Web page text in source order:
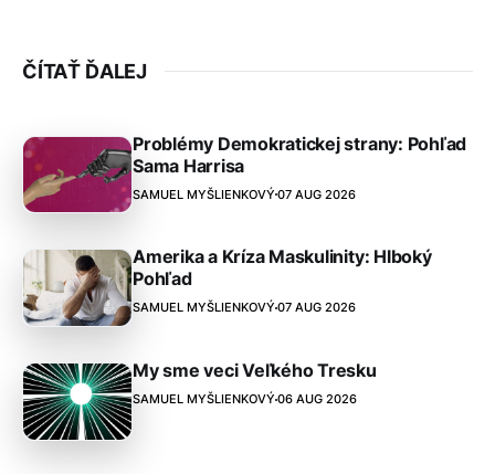
ČÍTAŤ ĎALEJ
Problémy Demokratickej strany: Pohľad
Sama Harrisa
SAMUEL MYŠLIENKOVÝ 07 AUG 2026
Amerika a Kríza Maskulinity: Hlboký
Pohľad
SAMUEL MYŠLIENKOVÝ 07 AUG 2026
My sme veci Veľkého Tresku
SAMUEL MYŠLIENKOVÝ 06 AUG 2026